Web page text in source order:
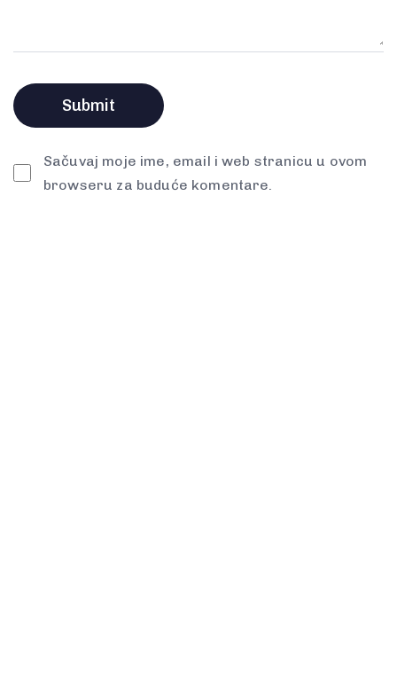
Sačuvaj moje ime, email i web stranicu u ovom
browseru za buduće komentare.